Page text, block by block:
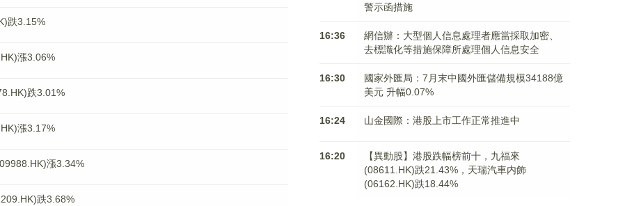
跌3.15%
漲3.06%
跌3.01%
漲3.17%
漲3.34%
跌3.68%
警示函措施
16:36
網信辦：大型個人信息處理者應當採取加密、
去標識化等措施保障所處理個人信息安全
16:30
國家外匯局：7月末中國外匯儲備規模34188億
美元 升幅0.07%
16:24 山金國際：港股上市工作正常推進中
16:20
【異動股】港股跌幅榜前十，九福來
(08611.HK)跌21.43%，天瑞汽車内飾
(06162.HK)跌18.44%